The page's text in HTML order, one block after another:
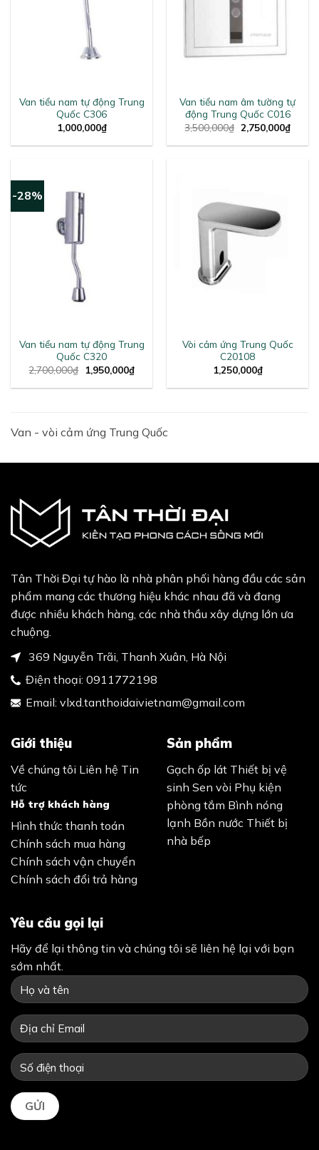
Van tiểu nam tự động Trung
Quốc C306
1,000,000₫
Van tiểu nam âm tường tự
động Trung Quốc C016
3,500,000₫ Original
price
was:
2,750,000₫
price
is:
-28%
Van tiểu nam tự động Trung
Quốc C320
2,700,000₫ Original
price
was:
1,950,000₫Current
price
is:
Vòi cảm ứng Trung Quốc
C20108
1,250,000₫
Van - vòi cảm ứng Trung Quốc
Tân Thời Đại tự hào là nhà phân phối hàng đầu các sản
phẩm mang các thương hiệu khác nhau đã và đang
được nhiều khách hàng, các nhà thầu xây dựng lớn ưa
chuộng.
369 Nguyễn Trãi, Thanh Xuân, Hà Nội
Điện thoại: 0911772198
Email: vlxd.tanthoidaivietnam@gmail.com
Giới thiệu
Về chúng tôi Liên hệ Tin
tức
Hỗ trợ khách hàng
Hình thức thanh toán
Chính sách mua hàng
Chính sách vận chuyển
Chính sách đổi trả hàng
Sản phẩm
Gạch ốp lát Thiết bị vệ
sinh Sen vòi Phụ kiện
phòng tắm Bình nóng
lạnh Bồn nước Thiết bị
nhà bếp
Yêu cầu gọi lại
Hãy để lại thông tin và chúng tôi sẽ liên hệ lại với bạn
sớm nhất.